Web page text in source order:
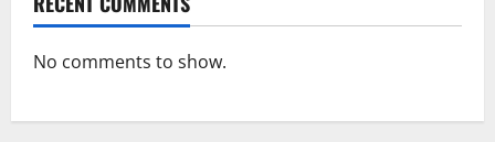
No comments to show.